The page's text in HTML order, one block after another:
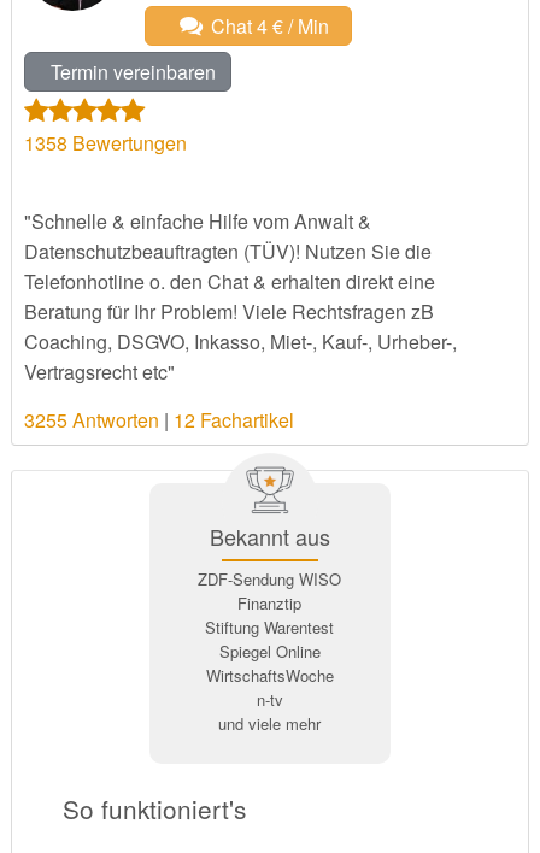
Chat 4 € / Min
Termin vereinbaren
1358 Bewertungen
"Schnelle & einfache Hilfe vom Anwalt &
Datenschutzbeauftragten (TÜV)! Nutzen Sie die
Telefonhotline o. den Chat & erhalten direkt eine
Beratung für Ihr Problem! Viele Rechtsfragen zB
Coaching, DSGVO, Inkasso, Miet-, Kauf-, Urheber-,
Vertragsrecht etc"
3255 Antworten | 12 Fachartikel
Bekannt aus
ZDF-Sendung WISO
Finanztip
Stiftung Warentest
Spiegel Online
WirtschaftsWoche
n-tv
und viele mehr
So funktioniert's